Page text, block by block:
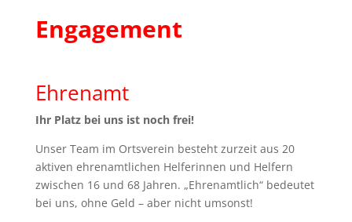
Engagement
Ehrenamt
Ihr Platz bei uns ist noch frei!
Unser Team im Ortsverein besteht zurzeit aus 20
aktiven ehrenamtlichen Helferinnen und Helfern
zwischen 16 und 68 Jahren. „Ehrenamtlich“ bedeutet
bei uns, ohne Geld – aber nicht umsonst!